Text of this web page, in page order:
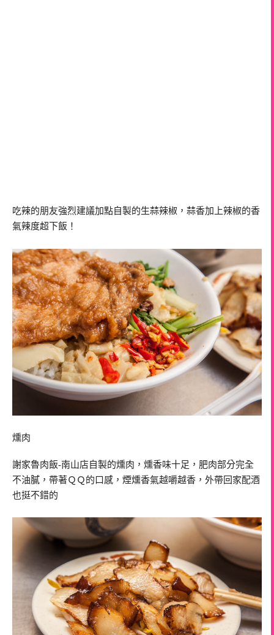
吃辣的朋友強烈建議加點自製的生蒜辣椒，蒜香加上辣椒的香
氣辣度超下飯！
燻肉
謝家魯肉飯-南山店自製的燻肉，燻香味十足，肥肉部分完全
不油膩，帶著ＱＱ的口感，煙燻香氣越嚼越香，外帶回家配酒
也挺不錯的